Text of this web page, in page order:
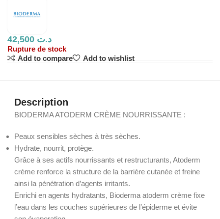
د.ت
Rupture de stock
Add to compare
Add to wishlist
Description
BIODERMA ATODERM CRÈME NOURRISSANTE :
Peaux sensibles sèches à très sèches.
Hydrate, nourrit, protège.
Grâce à ses actifs nourrissants et restructurants, Atoderm
crème renforce la structure de la barrière cutanée et freine
ainsi la pénétration d’agents irritants.
Enrichi en agents hydratants, Bioderma atoderm crème fixe
l’eau dans les couches supérieures de l’épiderme et évite